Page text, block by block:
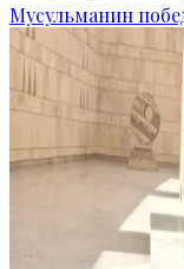
Мусульманин